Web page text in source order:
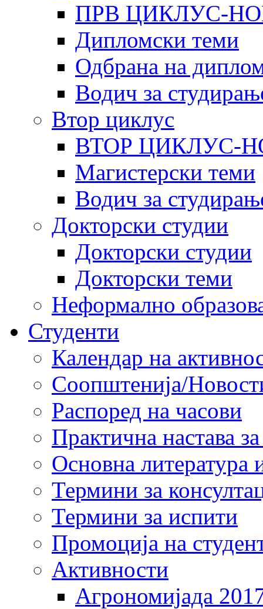
ПРВ ЦИКЛУС-
Дипломски теми
Одбрана на
Водич за
Втор циклус
ВТОР ЦИКЛУС-
Магистерски теми
Водич за
Докторски студии
Докторски студии
Докторски теми
Неформално
Студенти
Календар на
Соопштенија/
Распоред на часови
Практична настава
Основна литература
Термини за
Термини за испити
Промоција на
Активности
Агрономијада